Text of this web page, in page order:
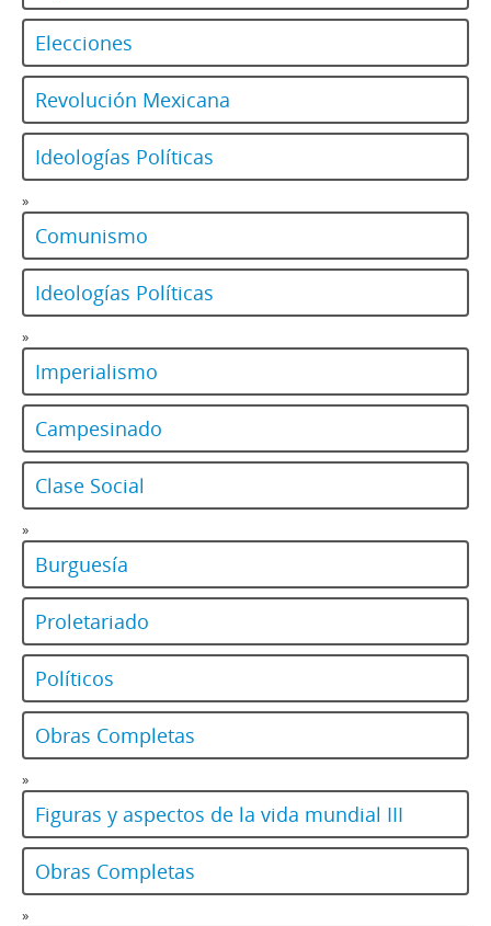
Elecciones
Revolución Mexicana
Ideologías Políticas
»
Comunismo
Ideologías Políticas
»
Imperialismo
Campesinado
Clase Social
»
Burguesía
Proletariado
Políticos
Obras Completas
»
Figuras y aspectos de la vida mundial III
Obras Completas
»